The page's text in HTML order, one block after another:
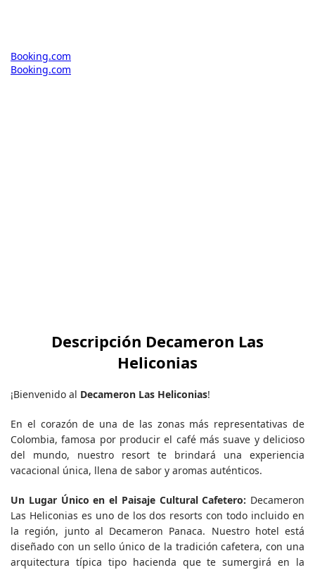
Booking.com
Booking.com
Descripción Decameron Las
Heliconias
¡Bienvenido al Decameron Las Heliconias!
En el corazón de una de las zonas más representativas de
Colombia, famosa por producir el café más suave y delicioso
del mundo, nuestro resort te brindará una experiencia
vacacional única, llena de sabor y aromas auténticos.
Un Lugar Único en el Paisaje Cultural Cafetero: Decameron
Las Heliconias es uno de los dos resorts con todo incluido en
la región, junto al Decameron Panaca. Nuestro hotel está
diseñado con un sello único de la tradición cafetera, con una
arquitectura típica tipo hacienda que te sumergirá en la